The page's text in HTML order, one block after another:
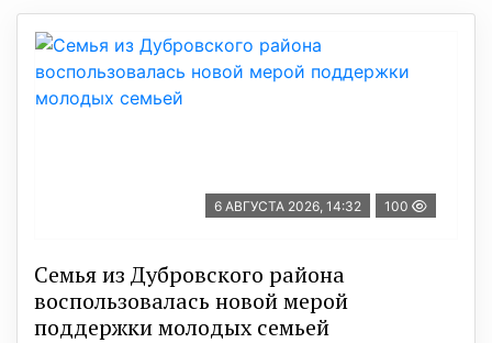
6 АВГУСТА 2026, 14:32 100
Семья из Дубровского района
воспользовалась новой мерой
поддержки молодых семьей